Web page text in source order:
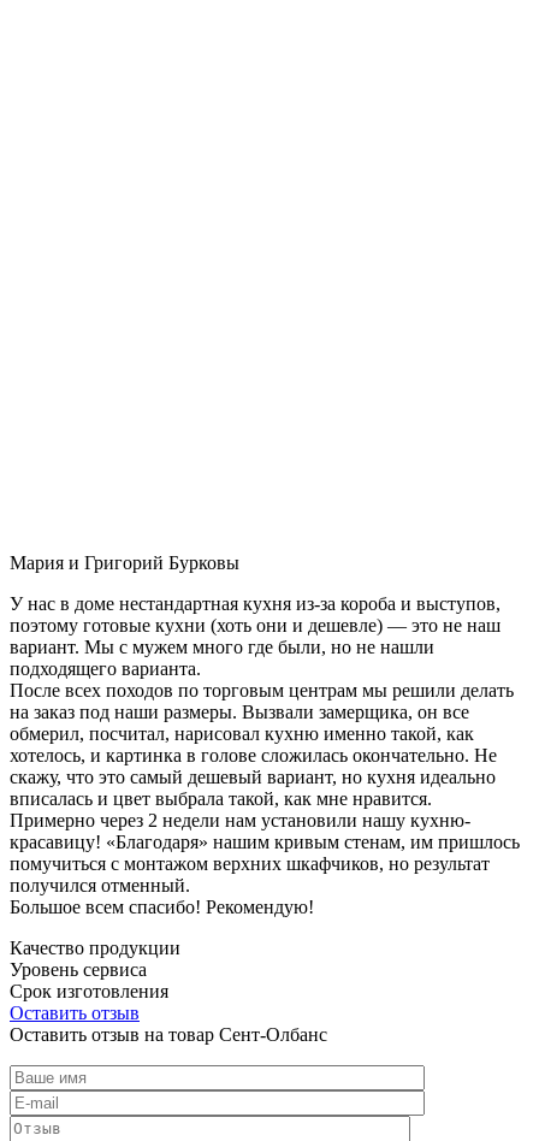
Мария и Григорий Бурковы
У нас в доме нестандартная кухня из-за короба и выступов,
поэтому готовые кухни (хоть они и дешевле) — это не наш
вариант. Мы с мужем много где были, но не нашли
подходящего варианта.
После всех походов по торговым центрам мы решили делать
на заказ под наши размеры. Вызвали замерщика, он все
обмерил, посчитал, нарисовал кухню именно такой, как
хотелось, и картинка в голове сложилась окончательно. Не
скажу, что это самый дешевый вариант, но кухня идеально
вписалась и цвет выбрала такой, как мне нравится.
Примерно через 2 недели нам установили нашу кухню-
красавицу! «Благодаря» нашим кривым стенам, им пришлось
помучиться с монтажом верхних шкафчиков, но результат
получился отменный.
Большое всем спасибо! Рекомендую!
Качество продукции
Уровень сервиса
Срок изготовления
Оставить отзыв
Оставить отзыв на товар Сент-Олбанс